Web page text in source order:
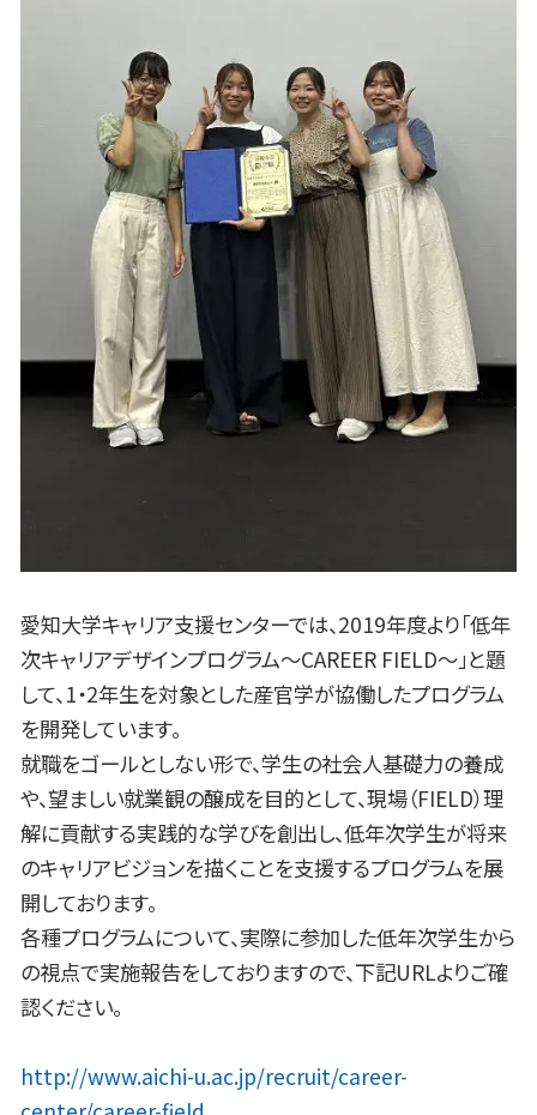
愛知大学キャリア支援センターでは、2019年度より「低年
次キャリアデザインプログラム～CAREER FIELD～」と題
して、1・2年生を対象とした産官学が協働したプログラム
を開発しています。
就職をゴールとしない形で、学生の社会人基礎力の養成
や、望ましい就業観の醸成を目的として、現場（FIELD）理
解に貢献する実践的な学びを創出し、低年次学生が将来
のキャリアビジョンを描くことを支援するプログラムを展
開しております。
各種プログラムについて、実際に参加した低年次学生から
の視点で実施報告をしておりますので、下記URLよりご確
認ください。
http://www.aichi-u.ac.jp/recruit/career-